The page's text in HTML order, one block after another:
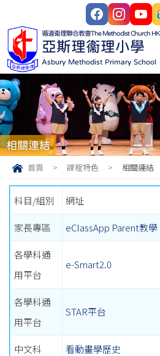
循道衞理聯合教會The Methodist Church HK
亞斯理衞理小學
Asbury Methodist Primary School
相關連結
首頁 > 課程特色 > 相關連結
科目/組別 網址
家長專區 eClassApp Parent教學
各學科通
用平台
e-Smart2.0
各學科通
用平台
STAR平台
中文科 看動畫學歷史